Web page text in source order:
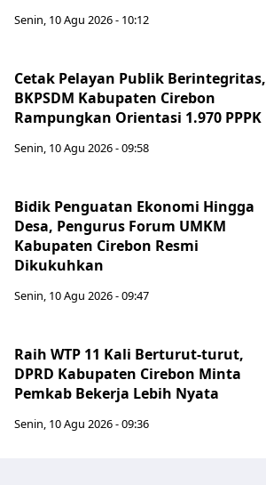
Senin, 10 Agu 2026 - 10:12
Cetak Pelayan Publik Berintegritas,
BKPSDM Kabupaten Cirebon
Rampungkan Orientasi 1.970 PPPK
Senin, 10 Agu 2026 - 09:58
Bidik Penguatan Ekonomi Hingga
Desa, Pengurus Forum UMKM
Kabupaten Cirebon Resmi
Dikukuhkan
Senin, 10 Agu 2026 - 09:47
Raih WTP 11 Kali Berturut-turut,
DPRD Kabupaten Cirebon Minta
Pemkab Bekerja Lebih Nyata
Senin, 10 Agu 2026 - 09:36